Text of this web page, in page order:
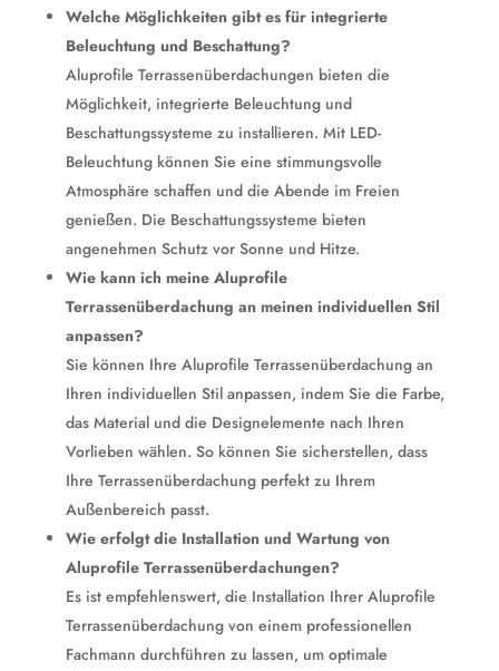
Welche Möglichkeiten gibt es für integrierte
Beleuchtung und Beschattung?
Aluprofile Terrassenüberdachungen bieten die
Möglichkeit, integrierte Beleuchtung und
Beschattungssysteme zu installieren. Mit LED-
Beleuchtung können Sie eine stimmungsvolle
Atmosphäre schaffen und die Abende im Freien
genießen. Die Beschattungssysteme bieten
angenehmen Schutz vor Sonne und Hitze.
Wie kann ich meine Aluprofile
Terrassenüberdachung an meinen individuellen Stil
anpassen?
Sie können Ihre Aluprofile Terrassenüberdachung an
Ihren individuellen Stil anpassen, indem Sie die Farbe,
das Material und die Designelemente nach Ihren
Vorlieben wählen. So können Sie sicherstellen, dass
Ihre Terrassenüberdachung perfekt zu Ihrem
Außenbereich passt.
Wie erfolgt die Installation und Wartung von
Aluprofile Terrassenüberdachungen?
Es ist empfehlenswert, die Installation Ihrer Aluprofile
Terrassenüberdachung von einem professionellen
Fachmann durchführen zu lassen, um optimale